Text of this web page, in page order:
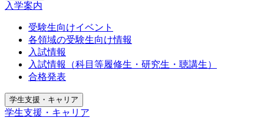
入学案内
受験生向けイベント
各領域の受験生向け情報
入試情報
入試情報（科目等履修生・研究生・聴講生）
合格発表
学生支援・キャリア
学生支援・キャリア